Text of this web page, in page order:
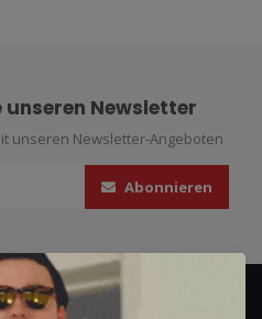
unseren Newsletter
unseren Newsletter-Angeboten
Abonnieren